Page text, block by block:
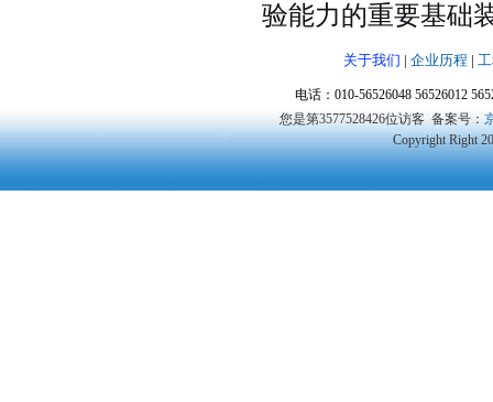
验能力的重要基础
关于我们 | 企业历程 |
电话：010-56526048 56526012
您是第3577528426位访客 备案号：
Copyright Right